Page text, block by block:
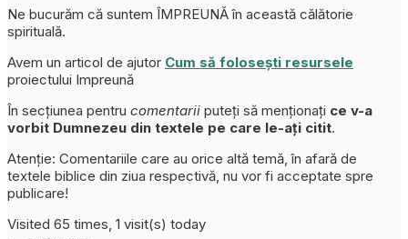
Ne bucurăm că suntem ÎMPREUNĂ în această călătorie
spirituală.
Avem un articol de ajutor Cum să folosești resursele
proiectului Impreună
În secțiunea pentru comentarii puteți să menționați ce v-a
vorbit Dumnezeu din textele pe care le-ați citit.
Atenție: Comentariile care au orice altă temă, în afară de
textele biblice din ziua respectivă, nu vor fi acceptate spre
publicare!
Visited 65 times, 1 visit(s) today